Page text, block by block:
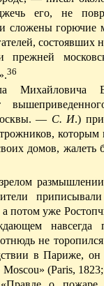
его, не
сложены горючие
состоявших
прежней
36
Михайловича
— С. И.)
домов, жалеть
зрелом
потом уже
навсегда
не торопился
в Париже,
(Paris,